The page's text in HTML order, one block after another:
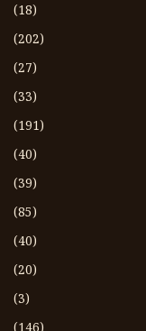
(18)
(202)
(27)
(33)
(191)
(40)
(39)
(85)
(40)
(20)
(3)